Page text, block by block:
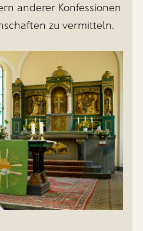
anderer Konfessionen
zu vermitteln.